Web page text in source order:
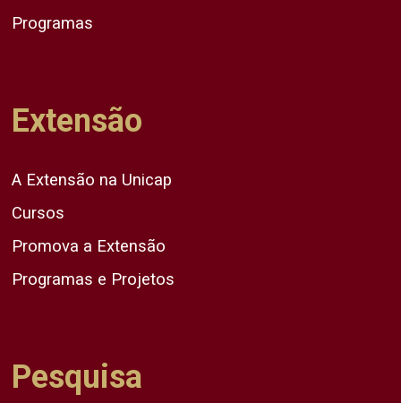
Programas
Extensão
A Extensão na Unicap
Cursos
Promova a Extensão
Programas e Projetos
Pesquisa